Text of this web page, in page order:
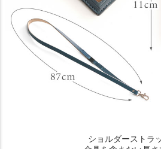
ショルダーストラ